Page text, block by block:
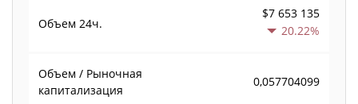
Объем 24ч.
$7 653 135
20.22%
Объем / Рыночная
капитализация
0,057704099